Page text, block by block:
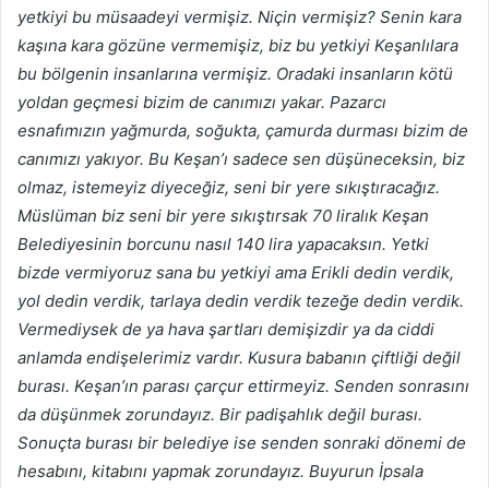
yetkiyi bu müsaadeyi vermişiz. Niçin vermişiz? Senin kara
kaşına kara gözüne vermemişiz, biz bu yetkiyi Keşanlılara
bu bölgenin insanlarına vermişiz. Oradaki insanların kötü
yoldan geçmesi bizim de canımızı yakar. Pazarcı
esnafımızın yağmurda, soğukta, çamurda durması bizim de
canımızı yakıyor. Bu Keşan’ı sadece sen düşüneceksin, biz
olmaz, istemeyiz diyeceğiz, seni bir yere sıkıştıracağız.
Müslüman biz seni bir yere sıkıştırsak 70 liralık Keşan
Belediyesinin borcunu nasıl 140 lira yapacaksın. Yetki
bizde vermiyoruz sana bu yetkiyi ama Erikli dedin verdik,
yol dedin verdik, tarlaya dedin verdik tezeğe dedin verdik.
Vermediysek de ya hava şartları demişizdir ya da ciddi
anlamda endişelerimiz vardır. Kusura babanın çiftliği değil
burası. Keşan’ın parası çarçur ettirmeyiz. Senden sonrasını
da düşünmek zorundayız. Bir padişahlık değil burası.
Sonuçta burası bir belediye ise senden sonraki dönemi de
hesabını, kitabını yapmak zorundayız. Buyurun İpsala